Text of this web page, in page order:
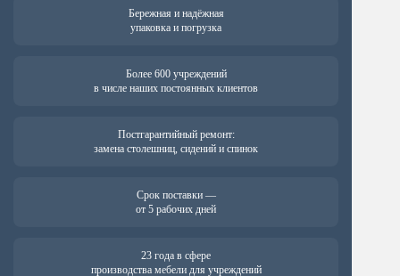
Бережная и надёжная
упаковка и погрузка
Более 600 учреждений
в числе наших постоянных клиентов
Постгарантийный ремонт:
замена столешниц, сидений и спинок
Срок поставки —
от 5 рабочих дней
23 года в сфере
производства мебели для учреждений